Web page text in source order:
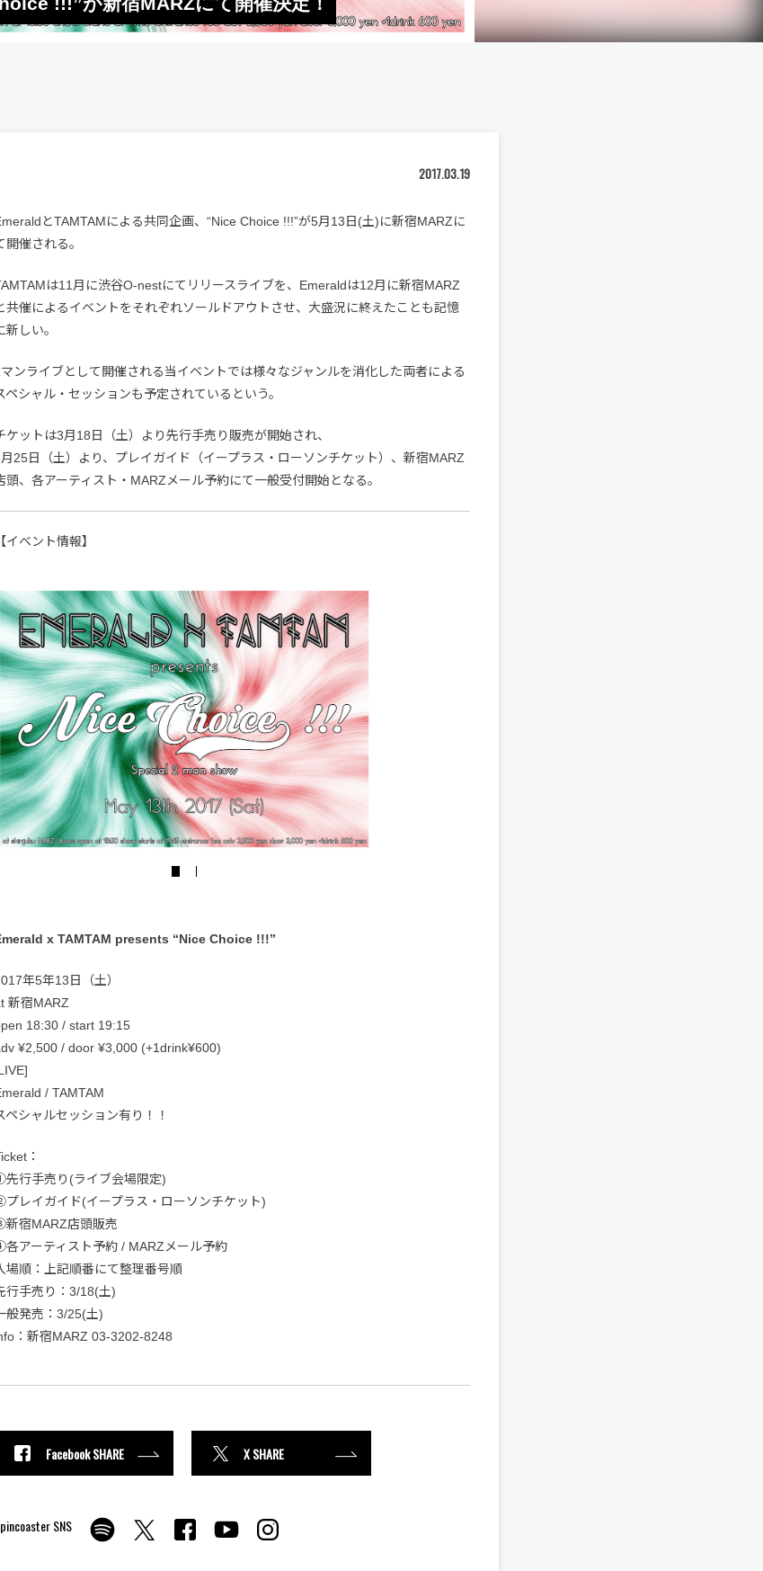
2017.03.19
とTAMTAMによる共同企画、“Nice Choice !!!”が5月13日(土)に新宿MARZに
開催される。
は11月に渋谷O-nestにてリリースライブを、Emeraldは12月に新宿MARZ
共催によるイベントをそれぞれソールドアウトさせ、大盛況に終えたことも記憶
新しい。
ンライブとして開催される当イベントでは様々なジャンルを消化した両者による
ペシャル・セッションも予定されているという。
ケットは3月18日（土）より先行手売り販売が開始され、
25日（土）より、プレイガイド（イープラス・ローソンチケット）、新宿MARZ
頭、各アーティスト・MARZメール予約にて一般受付開始となる。
【イベント情報】
x TAMTAM presents “Nice Choice !!!”
年5年13日（土）
新宿MARZ
18:30 / start 19:15
¥2,500 / door ¥3,000 (+1drink¥600)
/ TAMTAM
ペシャルセッション有り！！
：
行手売り(ライブ会場限定)
レイガイド(イープラス・ローソンチケット)
宿MARZ店頭販売
アーティスト予約 / MARZメール予約
場順：上記順番にて整理番号順
行手売り：3/18(土)
般発売：3/25(土)
：新宿MARZ 03-3202-8248
Facebook SHARE X SHARE
SNS